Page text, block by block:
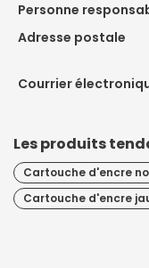
Personne
Adresse postale
Courrier
Les produits
Cartouche d'encre
Cartouche d'encre